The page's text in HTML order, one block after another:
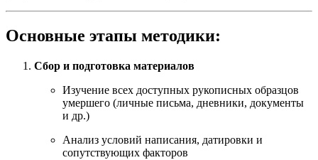
Основные этапы методики:
Сбор и подготовка материалов
Изучение всех доступных рукописных образцов
умершего (личные письма, дневники, документы
и др.)
Анализ условий написания, датировки и
сопутствующих факторов